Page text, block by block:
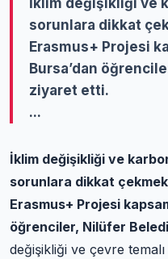
İklim değişikliği ve
sorunlara dikkat
Erasmus+ Projesi
Bursa’dan
ziyaret etti.
...
İklim değişikliği ve
sorunlara dikkat çekmek
Erasmus+ Projesi
öğrenciler, Nilüfer
değişikliği ve çevre